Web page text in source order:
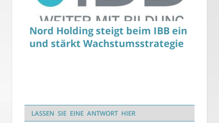
Nord Holding steigt beim IBB ein
und stärkt Wachstumsstrategie
LASSEN SIE EINE ANTWORT HIER